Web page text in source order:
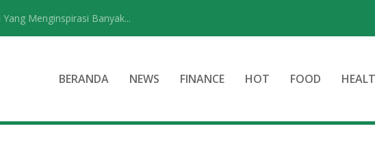
Menginspirasi Banyak...
BERANDA NEWS FINANCE HOT FOOD